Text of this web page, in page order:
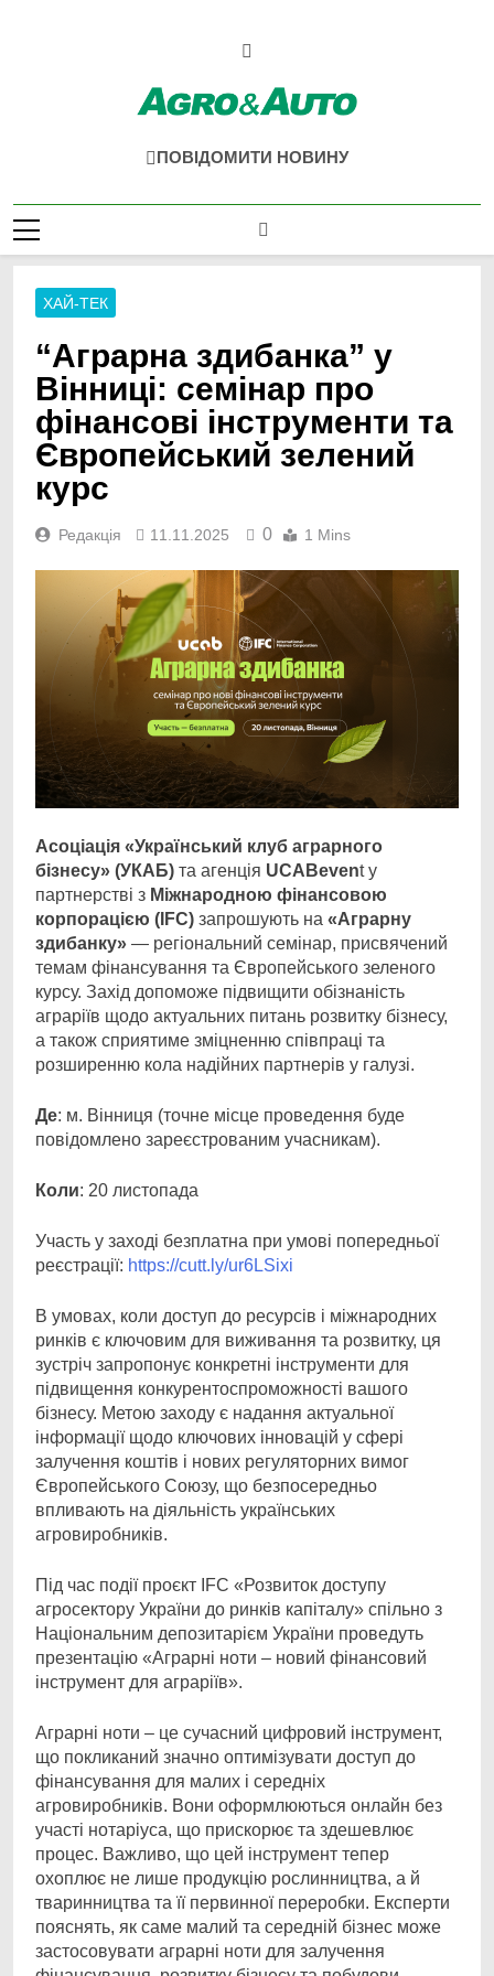
Agro & Auto
ПОВІДОМИТИ НОВИНУ
ХАЙ-ТЕК
“Аграрна здибанка” у
Вінниці: семінар про
фінансові інструменти та
Європейський зелений
курс
Редакція 11.11.2025 0 1 Mins
Асоціація «Український клуб аграрного
бізнесу» (УКАБ) та агенція UCABevent у
партнерстві з Міжнародною фінансовою
корпорацією (IFC) запрошують на «Аграрну
здибанку» — регіональний семінар, присвячений
темам фінансування та Європейського зеленого
курсу. Захід допоможе підвищити обізнаність
аграріїв щодо актуальних питань розвитку бізнесу,
а також сприятиме зміцненню співпраці та
розширенню кола надійних партнерів у галузі.
Де: м. Вінниця (точне місце проведення буде
повідомлено зареєстрованим учасникам).
Коли: 20 листопада
Участь у заході безплатна при умові попередньої
реєстрації: https://cutt.ly/ur6LSixi
В умовах, коли доступ до ресурсів і міжнародних
ринків є ключовим для виживання та розвитку, ця
зустріч запропонує конкретні інструменти для
підвищення конкурентоспроможності вашого
бізнесу. Метою заходу є надання актуальної
інформації щодо ключових інновацій у сфері
залучення коштів і нових регуляторних вимог
Європейського Союзу, що безпосередньо
впливають на діяльність українських
агровиробників.
Під час події проєкт IFC «Розвиток доступу
агросектору України до ринків капіталу» спільно з
Національним депозитарієм України проведуть
презентацію «Аграрні ноти – новий фінансовий
інструмент для аграріїв».
Аграрні ноти – це сучасний цифровий інструмент,
що покликаний значно оптимізувати доступ до
фінансування для малих і середніх
агровиробників. Вони оформлюються онлайн без
участі нотаріуса, що прискорює та здешевлює
процес. Важливо, що цей інструмент тепер
охоплює не лише продукцію рослинництва, а й
тваринництва та її первинної переробки. Експерти
пояснять, як саме малий та середній бізнес може
застосовувати аграрні ноти для залучення